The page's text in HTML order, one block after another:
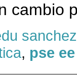
cambio
sanchez
, pse ee